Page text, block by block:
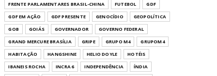
FRENTE PARLAMENTARES BRASIL-CHINA
FUTEBOL
GDF
GDF EM AÇÃO
GDF PRESENTE GENOCÍDIO
GEOPOLÍTICA
GOB
GOIÁS GOVERNADOR
GOVERNO FEDERAL
GRAND MERCURE BRASÍLIA
GRIPE GRUPO M4
GRUPOM4
HABITAÇÃO
HANGSHINE HELIO DOYLE
HOTÉIS
IBANEIS ROCHA
INCRA 6 INDEPENDÊNCIA
ÍNDIA